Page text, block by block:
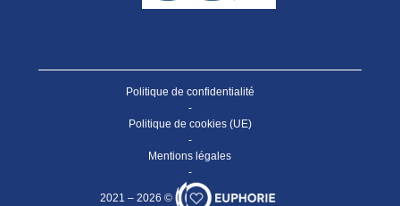
Politique de confidentialité
-
Politique de cookies (UE)
-
Mentions légales
-
2021 – 2026 ©